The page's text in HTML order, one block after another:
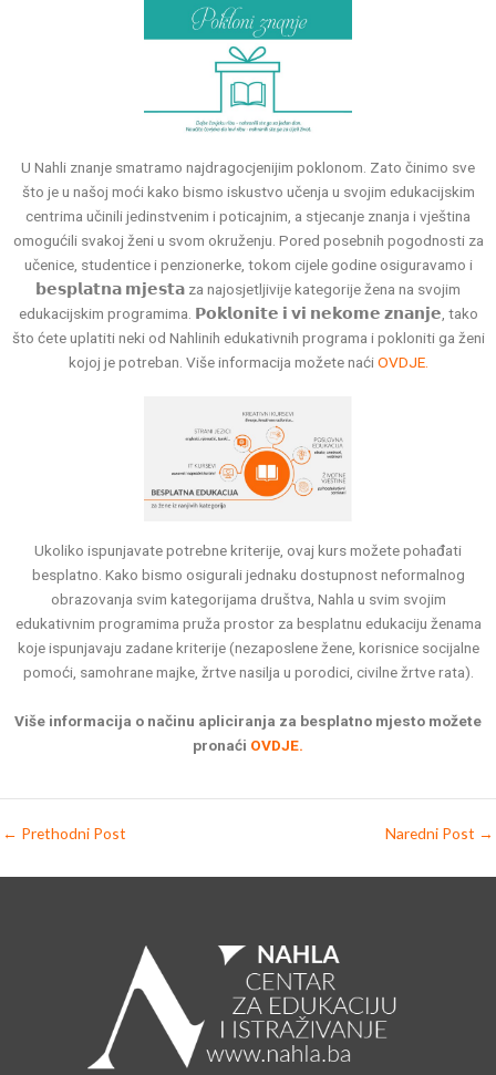
U Nahli znanje smatramo najdragocjenijim poklonom. Zato činimo sve
što je u našoj moći kako bismo iskustvo učenja u svojim edukacijskim
centrima učinili jedinstvenim i poticajnim, a stjecanje znanja i vještina
omogućili svakoj ženi u svom okruženju. Pored posebnih pogodnosti za
učenice, studentice i penzionerke, tokom cijele godine osiguravamo i
𝗯𝗲𝘀𝗽𝗹𝗮𝘁𝗻𝗮 𝗺𝗷𝗲𝘀𝘁𝗮 za najosjetljivije kategorije žena na svojim
edukacijskim programima. 𝗣𝗼𝗸𝗹𝗼𝗻𝗶𝘁𝗲 𝗶 𝘃𝗶 𝗻𝗲𝗸𝗼𝗺𝗲 𝘇𝗻𝗮𝗻𝗷𝗲, tako
što ćete uplatiti neki od Nahlinih edukativnih programa i pokloniti ga ženi
kojoj je potreban. Više informacija možete naćiOVDJE.
Ukoliko ispunjavate potrebne kriterije, ovaj kurs možete pohađati
besplatno. Kako bismo osigurali jednaku dostupnost neformalnog
obrazovanja svim kategorijama društva, Nahla u svim svojim
edukativnim programima pruža prostor za besplatnu edukaciju ženama
koje ispunjavaju zadane kriterije (nezaposlene žene, korisnice socijalne
pomoći, samohrane majke, žrtve nasilja u porodici, civilne žrtve rata).
Više informacija o načinu apliciranja za besplatno mjesto možete
pronaći OVDJE.
← Prethodni Post Naredni Post →